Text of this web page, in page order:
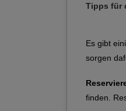
Tipps für
Es gibt
sorgen
finden.